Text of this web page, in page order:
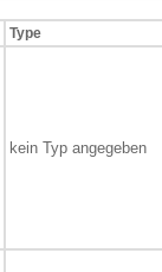
Type
kein Typ angegeben